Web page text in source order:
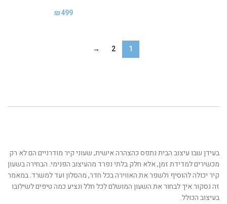
₪499
1
2
→
בעידן שבו עיצוב הבית נתפס כהצהרה אישית, שעוני קיר מודרניים הם לא רק
מכשירים למדידת זמן, אלא חלק בלתי נפרד מהעיצוב הפנימי. הבחירה בשעון
קיר יכולה להוסיף ולשפר את האווירה בכל חדר, מהסלון ועד למשרד. במאמר
זה נסקור איך לבחור את השעון המושלם לכל חלל ונציע כמה טיפים לשילובו
בעיצוב הכולל.